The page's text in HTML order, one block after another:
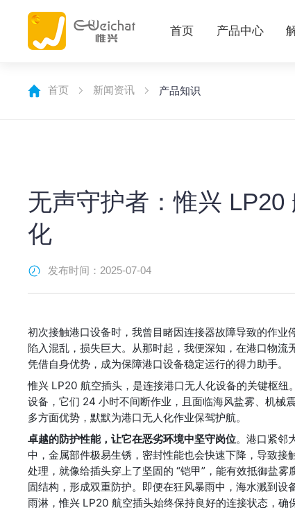
首页 产品中心
首页 新闻资讯 产品知识
无声守护者：惟兴 LP20
化
发布时间：2025-07-04
初次接触港口设备时，我曾目睹因连接器故障导致的作
陷入混乱，损失巨大。从那时起，我便深知，在港口物
凭借自身优势，成为保障港口设备稳定运行的得力助手。
惟兴 LP20 航空插头，是连接港口无人化设备的关键枢
设备，它们 24 小时不间断作业，且面临海风盐雾、机械
多方面优势，默默为港口无人化作业保驾护航。
卓越的防护性能，让它在恶劣环境中坚守岗位。港口紧邻
中，金属部件极易生锈，密封性能也会快速下降，导致
处理，就像给插头穿上了坚固的 “铠甲”，能有效抵御盐
固结构，形成双重防护。即便在狂风暴雨中，海水溅到
雨淋，惟兴 LP20 航空插头始终保持良好的连接状态，